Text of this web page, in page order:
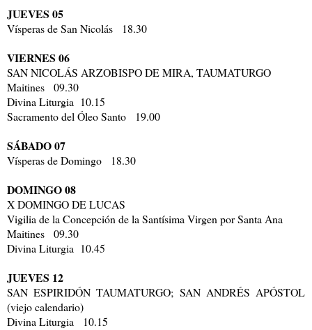
JUEVES 05
Vísperas de San Nicolás 18.30
VIERNES 06
SAN NICOLÁS ARZOBISPO DE MIRA, TAUMATURGO
Maitines 09.30
Divina Liturgia 10.15
Sacramento del Óleo Santo 19.00
SÁBADO 07
Vísperas de Domingo 18.30
DOMINGO 08
X DOMINGO DE LUCAS
Vigilia de la Concepción de la Santísima Virgen por Santa Ana
Maitines 09.30
Divina Liturgia 10.45
JUEVES 12
SAN ESPIRIDÓN TAUMATURGO; SAN ANDRÉS APÓSTOL
(viejo calendario)
Divina Liturgia 10.15